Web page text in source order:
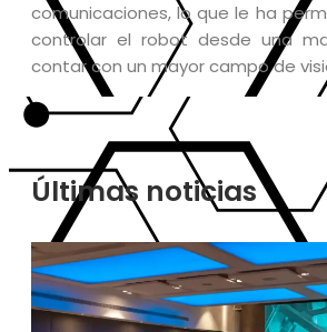
comunicaciones, lo que le ha
controlar el robot desde una
contar con un mayor campo de
Últimas noticias